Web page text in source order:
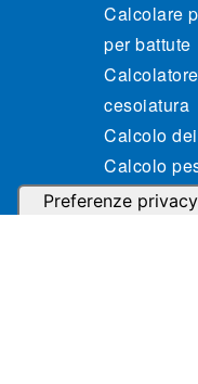
Calcolare
per battute
cesoiatura
Calcolo
Calcolo
Risparmia